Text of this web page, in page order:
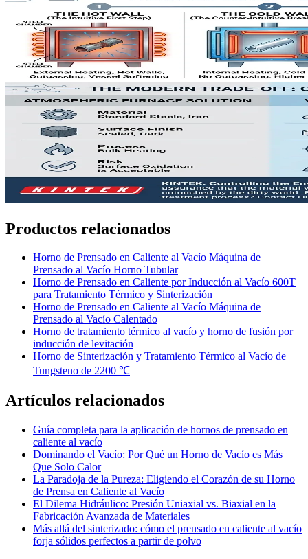
Productos relacionados
Horno de Prensado en Caliente al Vacío Máquina de
Prensado al Vacío Horno Tubular
Horno de Prensado en Caliente por Inducción al Vacío 600T
para Tratamiento Térmico y Sinterización
Horno de Prensado en Caliente al Vacío Máquina de
Prensado al Vacío Calentado
Horno de tratamiento térmico al vacío y horno de fusión por
inducción de levitación
Horno de Sinterización y Tratamiento Térmico al Vacío de
Tungsteno de 2200 ℃
Artículos relacionados
Guía completa para la aplicación de hornos de prensado en
caliente al vacío
Dominando el Vacío: Por Qué un Horno de Vacío es Más
Que Solo Calor
La Paradoja de la Pureza: Eligiendo el Corazón de su Horno
de Prensa en Caliente al Vacío
El Dilema Hidráulico: Presión Uniaxial vs. Biaxial en la
Fabricación Avanzada de Materiales
Más allá del sinterizado: cómo el prensado en caliente al vacío
forja sólidos perfectos a partir de polvo